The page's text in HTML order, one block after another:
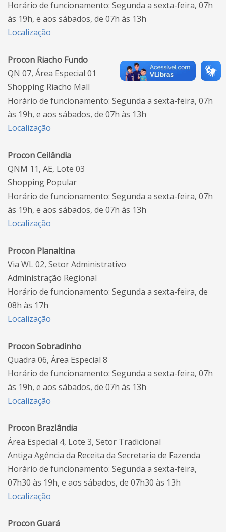
Horário de funcionamento: Segunda a sexta-feira, 07h
às 19h, e aos sábados, de 07h às 13h
Localização
Procon Riacho Fundo
QN 07, Área Especial 01
Shopping Riacho Mall
Horário de funcionamento: Segunda a sexta-feira, 07h
às 19h, e aos sábados, de 07h às 13h
Localização
Procon Ceilândia
QNM 11, AE, Lote 03
Shopping Popular
Horário de funcionamento: Segunda a sexta-feira, 07h
às 19h, e aos sábados, de 07h às 13h
Localização
Procon Planaltina
Via WL 02, Setor Administrativo
Administração Regional
Horário de funcionamento: Segunda a sexta-feira, de
08h às 17h
Localização
Procon Sobradinho
Quadra 06, Área Especial 8
Horário de funcionamento: Segunda a sexta-feira, 07h
às 19h, e aos sábados, de 07h às 13h
Localização
Procon Brazlândia
Área Especial 4, Lote 3, Setor Tradicional
Antiga Agência da Receita da Secretaria de Fazenda
Horário de funcionamento: Segunda a sexta-feira,
07h30 às 19h, e aos sábados, de 07h30 às 13h
Localização
Procon Guará